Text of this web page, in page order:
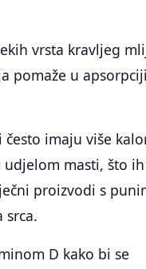
vrsta kravljeg
pomaže u apsorpciji
imaju više
masti, što
proizvodi s
srca.
D kako bi se